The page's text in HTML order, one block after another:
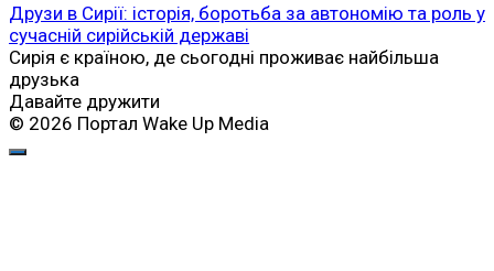
Друзи в Сирії: історія, боротьба за автономію та роль у
сучасній сирійській державі
Сирія є країною, де сьогодні проживає найбільша
друзька
Давайте дружити
© 2026 Портал Wake Up Media